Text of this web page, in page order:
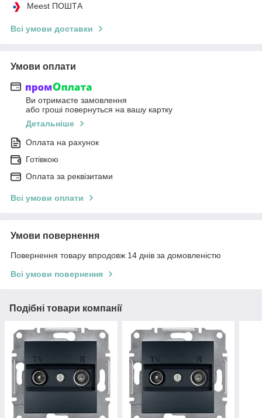
Meest ПОШТА
Всі умови доставки
Умови оплати
Ви отримаєте замовлення
або гроші повернуться на вашу картку
Детальніше
Оплата на рахунок
Готівкою
Оплата за реквізитами
Всі умови оплати
Умови повернення
Повернення товару впродовж 14 днів за домовленістю
Всі умови повернення
Подібні товари компанії